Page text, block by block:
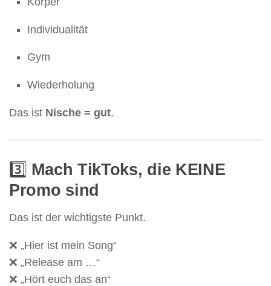
Individualität
Gym
Wiederholung
Das ist Nische = gut.
3️⃣ Mach TikToks, die KEINE
Promo sind
Das ist der wichtigste Punkt.
❌ „Hier ist mein Song“
❌ „Release am …“
❌ „Hört euch das an“